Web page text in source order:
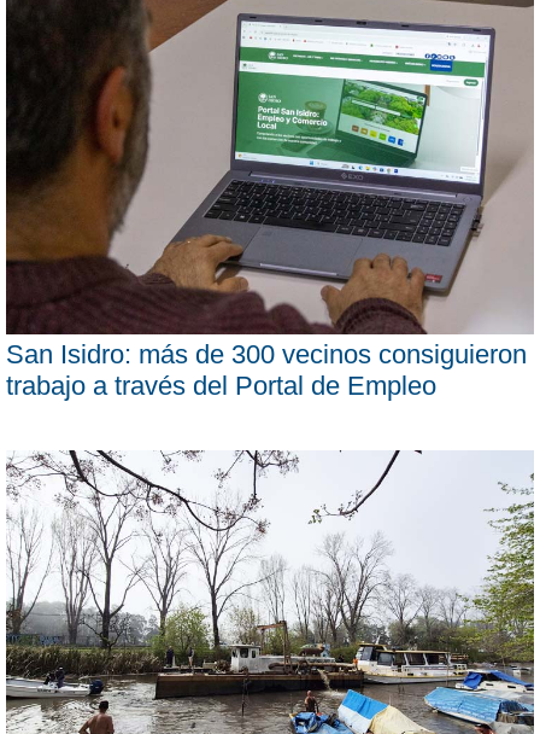
San Isidro: más de 300 vecinos consiguieron
trabajo a través del Portal de Empleo